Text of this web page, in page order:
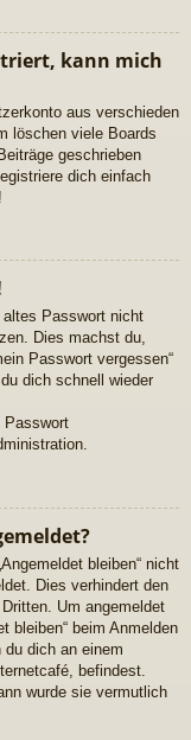
kann mich
aus verschieden
löschen viele Boards
geschrieben
dich einfach
Passwort nicht
Dies machst du,
Passwort vergessen“
dich schnell wieder
Passwort
bleiben“ nicht
Dies verhindert den
Um angemeldet
bleiben“ beim Anmelden
dich an einem
befindest.
wurde sie vermutlich